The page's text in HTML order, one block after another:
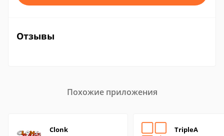
Отзывы
Похожие приложения
Clonk TripleA